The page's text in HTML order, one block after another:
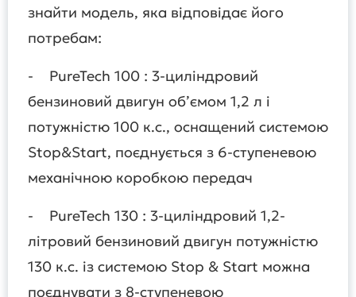
знайти модель, яка відповідає його
потребам:
- PureTech 100 : 3-циліндровий
бензиновий двигун об’ємом 1,2 л і
потужністю 100 к.с., оснащений системою
Stop&Start, поєднується з 6-ступеневою
механічною коробкою передач
- PureTech 130 : 3-циліндровий 1,2-
літровий бензиновий двигун потужністю
130 к.с. із системою Stop & Start можна
поєднувати з 8-ступеневою